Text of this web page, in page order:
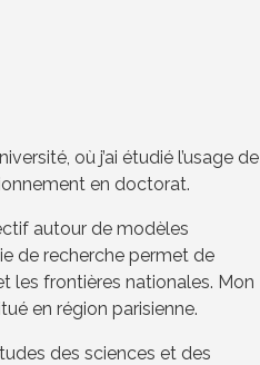
où j’ai étudié l’usage de
en doctorat.
autour de modèles
de recherche permet de
les frontières nationales. Mon
en région parisienne.
des sciences et des